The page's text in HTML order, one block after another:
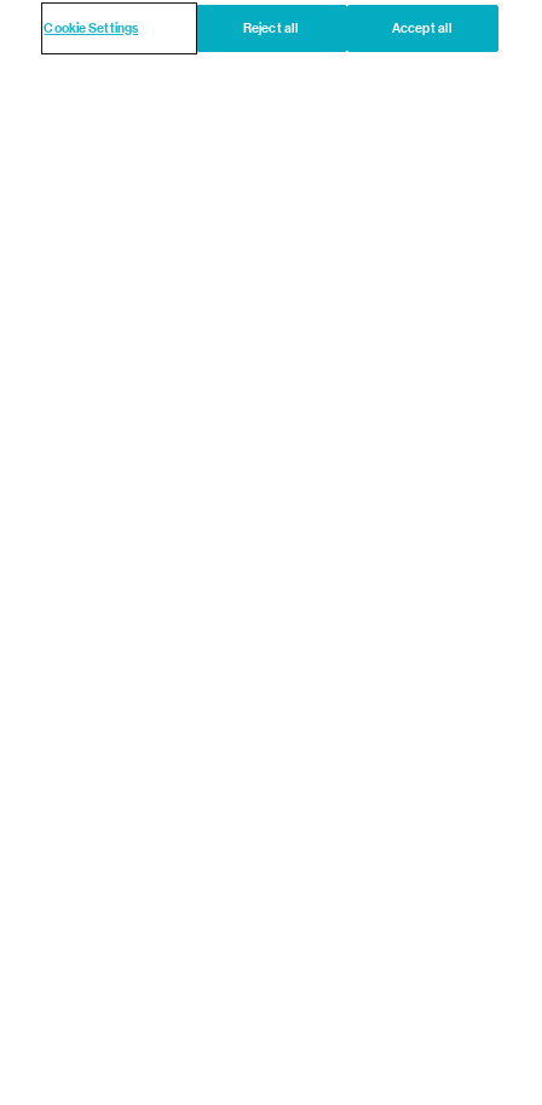
Cookie Settings Reject all Accept all